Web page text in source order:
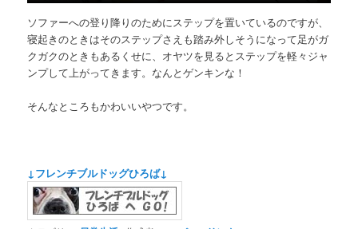
ソファーへの登り降りのためにステップを置いているのですが、
寝起きのときはそのステップさえも踏み外しそうになって足がガ
クガクのときもあるくせに、オヤツを見るとステップを軽々ジャ
ンプして上がってきます。なんとゲンキンな！
そんなところもかわいいやつです。
↓フレンチブルドッグひろば↓